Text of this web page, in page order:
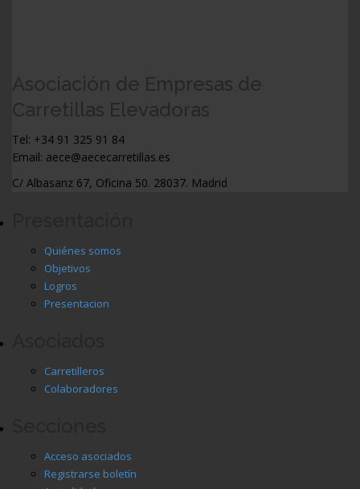
Asociación de Empresas de
Carretillas Elevadoras
Tel: +34 91 325 91 84
Email: aece@aececarretillas.es
C/ Albasanz 67, Oficina 50. 28037. Madrid
Quiénes somos
Objetivos
Logros
Presentacion
Carretilleros
Colaboradores
Acceso asociados
Registrarse boletín